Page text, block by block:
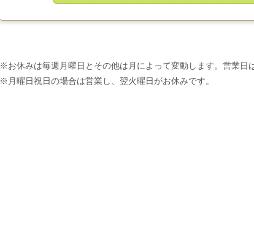
※お休みは毎週月曜日とその他は月によって変動します。営業日
※月曜日祝日の場合は営業し、翌火曜日がお休みです。